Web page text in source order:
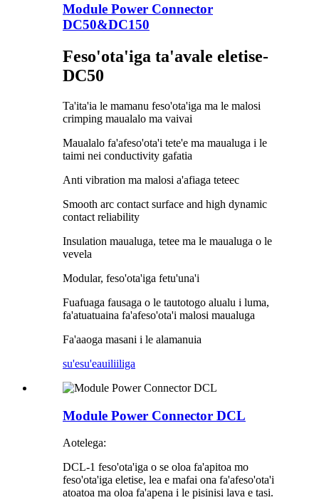
Module Power Connector
DC50&DC150
Feso'ota'iga ta'avale eletise-
DC50
Ta'ita'ia le mamanu feso'ota'iga ma le malosi
crimping maualalo ma vaivai
Maualalo fa'afeso'ota'i tete'e ma maualuga i le
taimi nei conductivity gafatia
Anti vibration ma malosi a'afiaga teteec
Smooth arc contact surface and high dynamic
contact reliability
Insulation maualuga, tetee ma le maualuga o le
vevela
Modular, feso'ota'iga fetu'una'i
Fuafuaga fausaga o le tautotogo alualu i luma,
fa'atuatuaina fa'afeso'ota'i malosi maualuga
Fa'aaoga masani i le alamanuia
su'esu'eauiliiliga
Module Power Connector DCL
Aotelega:
DCL-1 feso'ota'iga o se oloa fa'apitoa mo
feso'ota'iga eletise, lea e mafai ona fa'afeso'ota'i
atoatoa ma oloa fa'apena i le pisinisi lava e tasi.